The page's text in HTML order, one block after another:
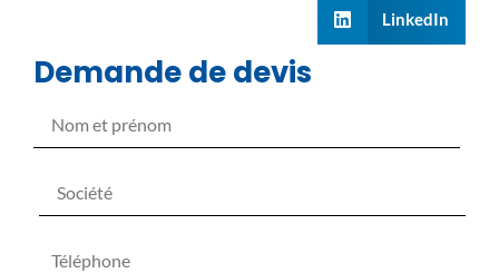
LinkedIn
Demande de devis